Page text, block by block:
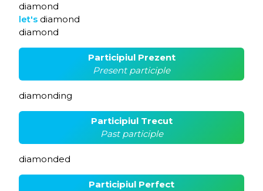
diamond
let's diamond
diamond
Participiul Prezent
Present participle
diamonding
Participiul Trecut
Past participle
diamonded
Participiul Perfect